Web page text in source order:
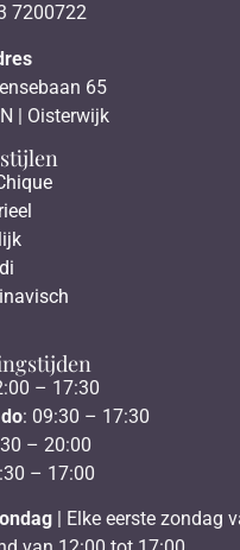
7200722
65
| Oisterwijk
– 17:30
: 09:30 – 17:30
– 20:00
– 17:00
| Elke eerste zondag